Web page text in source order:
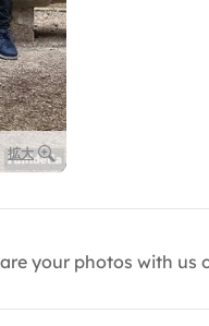
拡大
your photos with us